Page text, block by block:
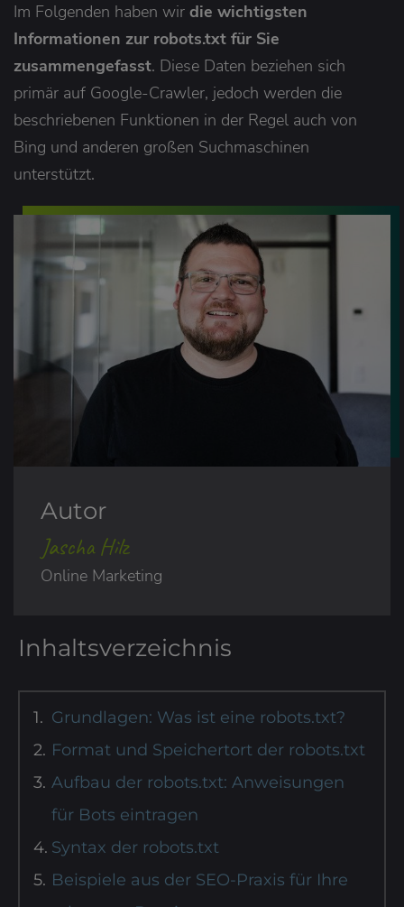
Im Folgenden haben wir die wichtigsten
Informationen zur robots.txt für Sie
zusammengefasst. Diese Daten beziehen sich
primär auf Google-Crawler, jedoch werden die
beschriebenen Funktionen in der Regel auch von
Bing und anderen großen Suchmaschinen
unterstützt.
Autor
Jascha Hilz
Online Marketing
Inhaltsverzeichnis
Grundlagen: Was ist eine robots.txt?
Format und Speichertort der robots.txt
Aufbau der robots.txt: Anweisungen
für Bots eintragen
Syntax der robots.txt
Beispiele aus der SEO-Praxis für Ihre